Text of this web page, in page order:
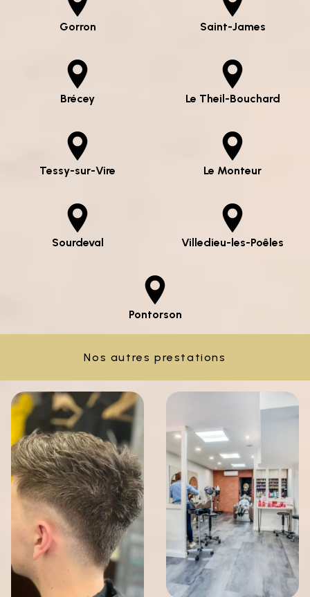
Gorron Saint-James
Brécey Le Theil-Bouchard
Tessy-sur-Vire Le Monteur
Sourdeval Villedieu-les-Poêles
Pontorson
Nos autres prestations